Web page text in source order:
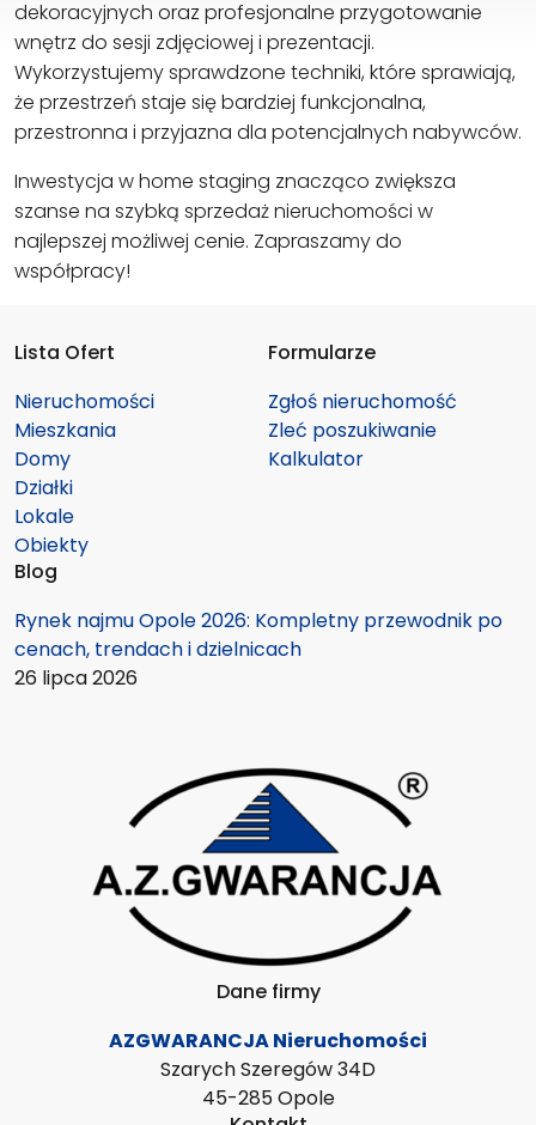
dekoracyjnych oraz profesjonalne przygotowanie
wnętrz do sesji zdjęciowej i prezentacji.
Wykorzystujemy sprawdzone techniki, które sprawiają,
że przestrzeń staje się bardziej funkcjonalna,
przestronna i przyjazna dla potencjalnych nabywców.
Inwestycja w home staging znacząco zwiększa
szanse na szybką sprzedaż nieruchomości w
najlepszej możliwej cenie. Zapraszamy do
współpracy!
Lista Ofert
Nieruchomości
Mieszkania
Domy
Działki
Lokale
Obiekty
Formularze
Zgłoś nieruchomość
Zleć poszukiwanie
Kalkulator
Blog
Rynek najmu Opole 2026: Kompletny przewodnik po
cenach, trendach i dzielnicach
26 lipca 2026
Dane firmy
AZGWARANCJA Nieruchomości
Szarych Szeregów 34D
45-285 Opole